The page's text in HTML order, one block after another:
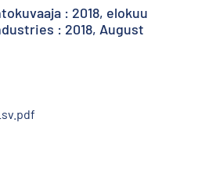
: 2018, elokuu
: 2018, August